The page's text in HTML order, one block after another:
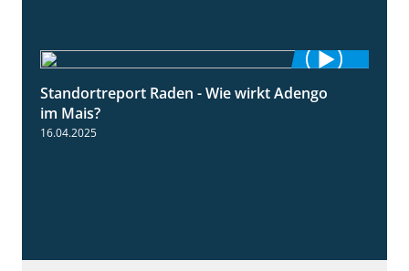
5:53
Standortreport Raden - Wie wirkt Adengo
im Mais?
16.04.2025